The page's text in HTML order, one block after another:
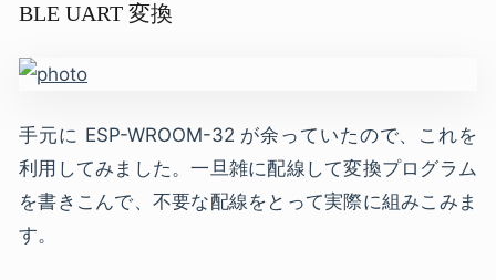
BLE UART 変換
手元に ESP-WROOM-32 が余っていたので、これを
利用してみました。一旦雑に配線して変換プログラム
を書きこんで、不要な配線をとって実際に組みこみま
す。